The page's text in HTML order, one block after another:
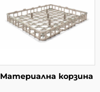
Материална корзина